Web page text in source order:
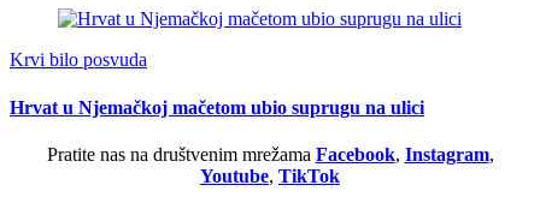
Krvi bilo posvuda
Hrvat u Njemačkoj mačetom ubio suprugu na ulici
Pratite nas na društvenim mrežama Facebook, Instagram,
Youtube, TikTok